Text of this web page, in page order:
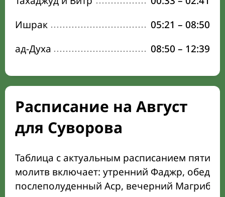
Ишрак
05:21 – 08:50
ад-Духа
08:50 – 12:39
Расписание на Август
для Суворова
Таблица с актуальным расписанием пяти
молитв включает: утренний Фаджр,
послеполуденный Аср, вечерний Магриб